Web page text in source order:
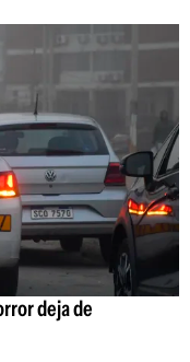
deja de